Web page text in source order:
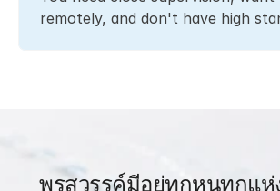
remotely, and don't have high
พรสวรรค์มีอยู่ทุกหนทุกแห่